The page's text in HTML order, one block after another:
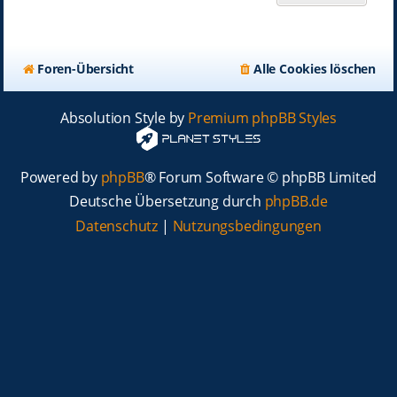
Foren-Übersicht Alle Cookies löschen
Absolution Style by Premium phpBB Styles
Powered by phpBB® Forum Software © phpBB Limited
Deutsche Übersetzung durch phpBB.de
Datenschutz | Nutzungsbedingungen